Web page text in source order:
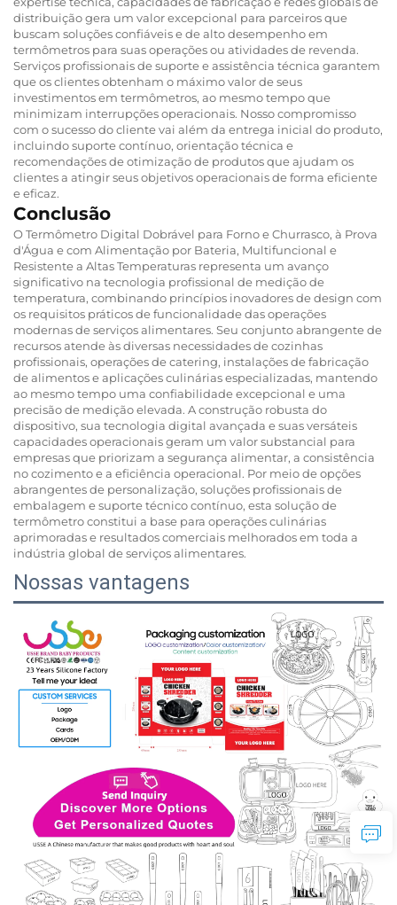
distribuição gera um valor excepcional para parceiros que
buscam soluções confiáveis e de alto desempenho em
termômetros para suas operações ou atividades de revenda.
Serviços profissionais de suporte e assistência técnica garantem
que os clientes obtenham o máximo valor de seus
investimentos em termômetros, ao mesmo tempo que
minimizam interrupções operacionais. Nosso compromisso
com o sucesso do cliente vai além da entrega inicial do produto,
incluindo suporte contínuo, orientação técnica e
recomendações de otimização de produtos que ajudam os
clientes a atingir seus objetivos operacionais de forma eficiente
e eficaz.
Conclusão
O Termômetro Digital Dobrável para Forno e Churrasco, à Prova
d'Água e com Alimentação por Bateria, Multifuncional e
Resistente a Altas Temperaturas representa um avanço
significativo na tecnologia profissional de medição de
temperatura, combinando princípios inovadores de design com
os requisitos práticos de funcionalidade das operações
modernas de serviços alimentares. Seu conjunto abrangente de
recursos atende às diversas necessidades de cozinhas
profissionais, operações de catering, instalações de fabricação
de alimentos e aplicações culinárias especializadas, mantendo
ao mesmo tempo uma confiabilidade excepcional e uma
precisão de medição elevada. A construção robusta do
dispositivo, sua tecnologia digital avançada e suas versáteis
capacidades operacionais geram um valor substancial para
empresas que priorizam a segurança alimentar, a consistência
no cozimento e a eficiência operacional. Por meio de opções
abrangentes de personalização, soluções profissionais de
embalagem e suporte técnico contínuo, esta solução de
termômetro constitui a base para operações culinárias
aprimoradas e resultados comerciais melhorados em toda a
indústria global de serviços alimentares.
Nossas vantagens